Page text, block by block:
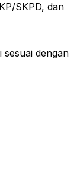
SKPD, dan
dengan